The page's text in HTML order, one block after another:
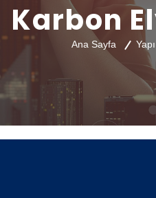
Karbon
Ana Sayfa